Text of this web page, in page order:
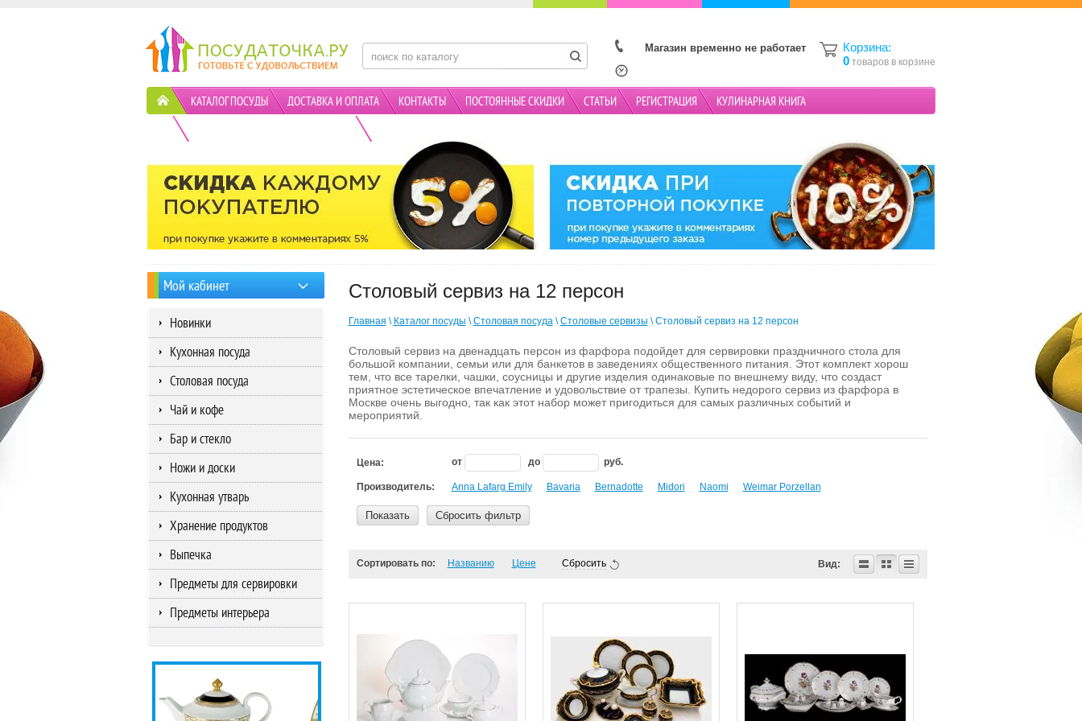
Магазин временно не работает
КАТАЛОГ ПОСУДЫ ДОСТАВКА И ОПЛАТА КОНТАКТЫ ПОСТОЯННЫЕ СКИДКИ СТАТЬИ РЕГИСТРАЦИЯ
КУЛИНАРНАЯ КНИГА
Корзина:
0товаров в корзине
Cтоловый сервиз на 12 персон
Главная \ Каталог посуды \Столовая посуда\Столовые сервизы \ Cтоловый сервиз на 12 персон
Столовый сервиз на двенадцать персон из фарфора подойдет для сервировки праздничного стола для
большой компании, семьи или для банкетов в заведениях общественного питания. Этот комплект хорош
тем, что все тарелки, чашки, соусницы и другие изделия одинаковые по внешнему виду, что создаст
приятное эстетическое впечатление и удовольствие от трапезы. Купить недорого сервиз из фарфора в
Москве очень выгодно, так как этот набор может пригодиться для самых различных событий и
мероприятий.
Цена: от до руб.
Производитель: Anna Lafarg Emily Bavaria Bernadotte Midori Naomi Weimar Porzellan
Показать Сбросить фильтр
Сортировать по: Названию Цене Сбросить Вид:
Мой кабинет
Новинки
Кухонная посуда
Столовая посуда
Чай и кофе
Бар и стекло
Ножи и доски
Кухонная утварь
Хранение продуктов
Выпечка
Предметы для сервировки
Предметы интерьера